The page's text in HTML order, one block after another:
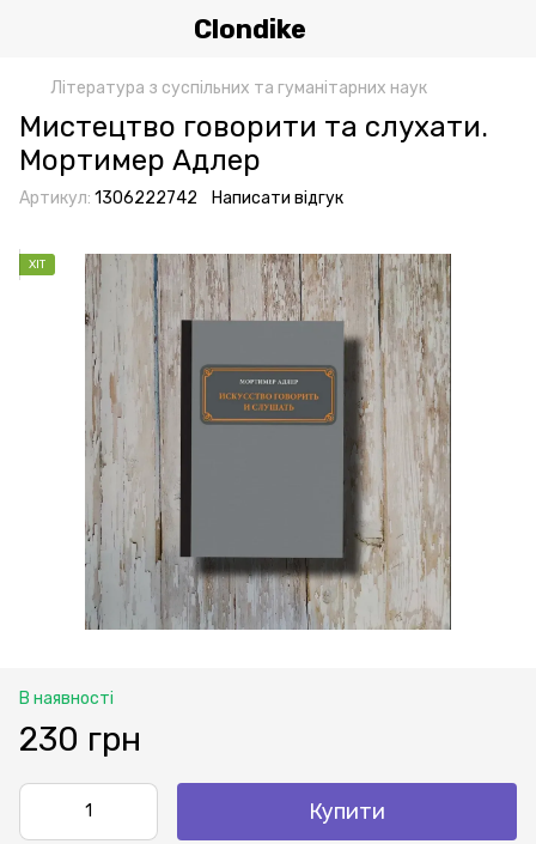
Clondike
Література з суспільних та гуманітарних наук
Мистецтво говорити та слухати.
Мортимер Адлер
Артикул: 1306222742 Написати відгук
ХІТ
В наявності
230 грн
Купити